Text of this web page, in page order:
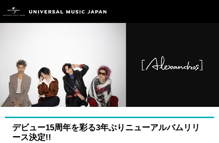
デビュー15周年を彩る3年ぶりニューアルバムリリ
ース決定!!